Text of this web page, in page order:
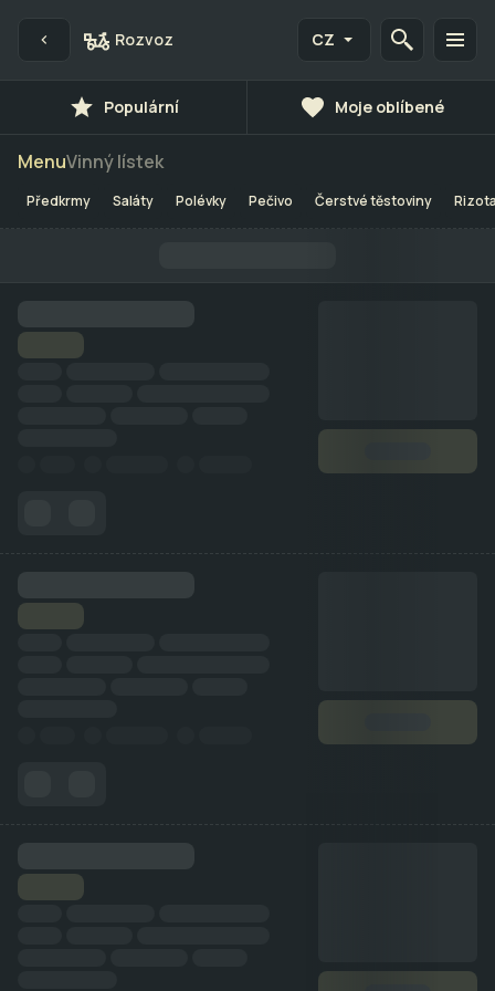
Rozvoz CZ
Populární Moje oblíbené
MenuVinný lístek
Předkrmy Saláty Polévky Pečivo Čerstvé těstoviny